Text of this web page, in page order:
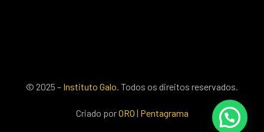
© 2025 – Instituto Galo. Todos os direitos reservados.
Criado porORO | Pentagrama